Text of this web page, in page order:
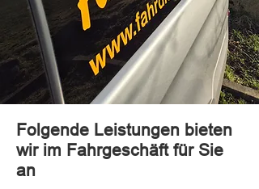
Folgende Leistungen bieten
wir im Fahrgeschäft für Sie
an